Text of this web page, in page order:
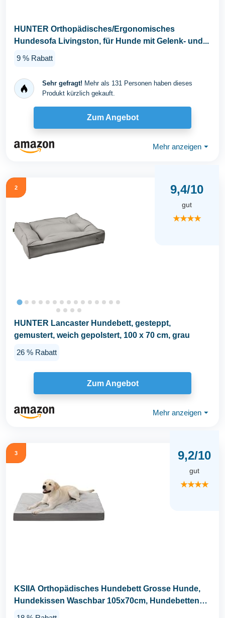
HUNTER Orthopädisches/Ergonomisches
Hundesofa Livingston, für Hunde mit Gelenk- und...
9 % Rabatt
Sehr gefragt! Mehr als 131 Personen haben dieses
Produkt kürzlich gekauft.
Zum Angebot
Mehr anzeigen ⏷
2 9,4/10
gut
★★★★
HUNTER Lancaster Hundebett, gesteppt,
gemustert, weich gepolstert, 100 x 70 cm, grau
26 % Rabatt
Zum Angebot
Mehr anzeigen ⏷
3 9,2/10
gut
★★★★
KSIIA Orthopädisches Hundebett Grosse Hunde,
Hundekissen Waschbar 105x70cm, Hundebetten